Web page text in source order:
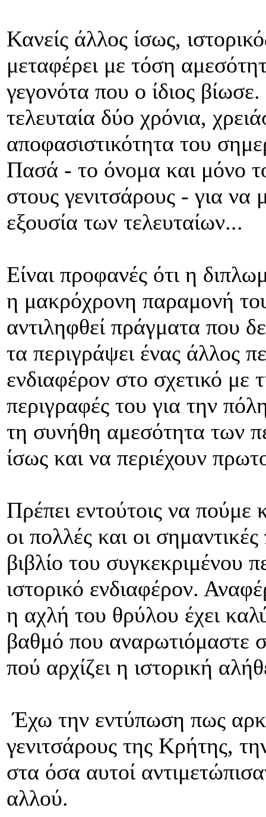
Κανείς άλλος ίσως,
μεταφέρει με τόση
γεγονότα που ο ίδιος
τελευταία δύο χρόνια,
αποφασιστικότητα του
Πασά - το όνομα και μόνο
στους γενιτσάρους - για να
εξουσία των τελευταίων...
Είναι προφανές ότι η
η μακρόχρονη παραμονή
αντιληφθεί πράγματα που
τα περιγράψει ένας άλλος
ενδιαφέρον στο σχετικό
περιγραφές του για την
τη συνήθη αμεσότητα των
ίσως και να περιέχουν
Πρέπει εντούτοις να
οι πολλές και οι
βιβλίο του συγκεκριμένου
ιστορικό ενδιαφέρον.
η αχλή του θρύλου έχει
βαθμό που αναρωτιόμαστε
πού αρχίζει η ιστορική
Έχω την εντύπωση πως
γενιτσάρους της Κρήτης,
στα όσα αυτοί
αλλού.